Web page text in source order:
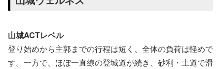
山城ACTレベル
登り始めから主郭までの行程は短く、全体の負荷は軽めで
す。一方で、ほぼ一直線の登城道が続き、砂利・土道で滑